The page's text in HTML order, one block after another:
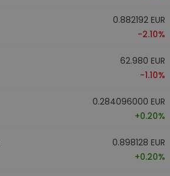
0.882192 EUR
-2.10%
62.980 EUR
-1.10%
0.284096000 EUR
+0.20%
0.898128 EUR
+0.20%